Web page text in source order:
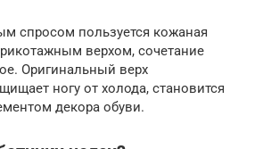
спросом пользуется кожаная
верхом, сочетание
Оригинальный верх
ногу от холода, становится
декора обуви.